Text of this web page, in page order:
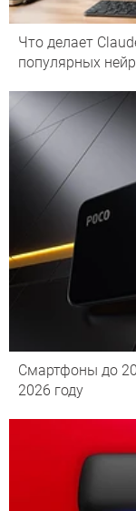
Что делает
популярных
Смартфоны до
2026 году